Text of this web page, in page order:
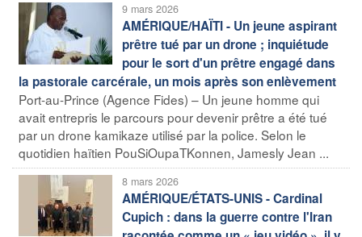
9 mars 2026
AMÉRIQUE/HAÏTI - Un jeune aspirant
prêtre tué par un drone ; inquiétude
pour le sort d'un prêtre engagé dans
la pastorale carcérale, un mois après son enlèvement
Port-au-Prince (Agence Fides) – Un jeune homme qui
avait entrepris le parcours pour devenir prêtre a été tué
par un drone kamikaze utilisé par la police. Selon le
quotidien haïtien PouSiOupaTKonnen, Jamesly Jean ...
8 mars 2026
AMÉRIQUE/ÉTATS-UNIS - Cardinal
Cupich : dans la guerre contre l'Iran